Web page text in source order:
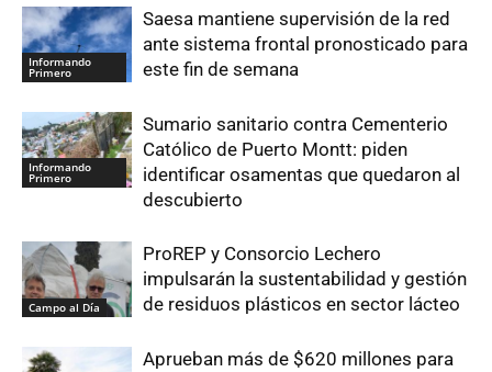
Informando
Primero
Saesa mantiene supervisión de la red
ante sistema frontal pronosticado para
este fin de semana
Informando
Primero
Sumario sanitario contra Cementerio
Católico de Puerto Montt: piden
identificar osamentas que quedaron al
descubierto
Campo al Día
ProREP y Consorcio Lechero
impulsarán la sustentabilidad y gestión
de residuos plásticos en sector lácteo
Aprueban más de $620 millones para